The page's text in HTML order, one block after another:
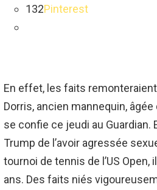
132Pinterest
En effet, les faits
Dorris, ancien mannequin, âgée
se confie ce jeudi au Guardian.
Trump de l’avoir agressée
tournoi de tennis de l’US Open,
ans. Des faits niés